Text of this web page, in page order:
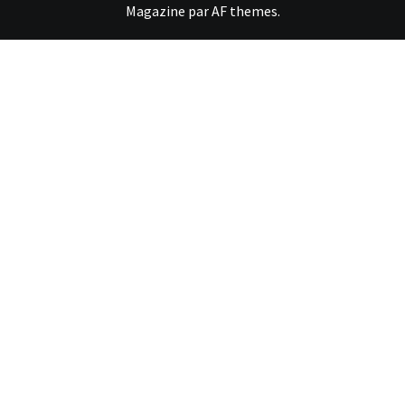
Magazine parAF themes.